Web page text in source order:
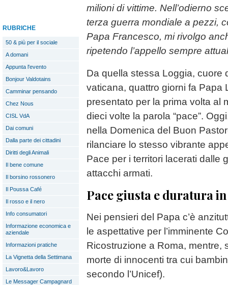
RUBRICHE
50 & più per il sociale
A domani
Appunta l'evento
Bonjour Valdotains
Camminar pensando
Chez Nous
CISL VdA
Dai comuni
Dalla parte dei cittadini
Diritti degli Animali
Il bene comune
Il borsino rossonero
Il Poussa Café
Il rosso e il nero
Info consumatori
Informazione economica e
aziendale
Informazioni pratiche
La Vignetta della Settimana
Lavoro&Lavoro
Le Messager Campagnard
milioni di vittime. Nell’odierno
terza guerra mondiale a pezzi,
Papa Francesco, mi rivolgo
ripetendo l’appello sempre
Da quella stessa Loggia, cuore
vaticana, quattro giorni fa Papa
presentato per la prima volta al
dieci volte la parola “pace”.
nella Domenica del Buon
rilanciare lo stesso vibrante
Pace per i territori lacerati dalle
attacchi armati.
Pace giusta e duratura
Nei pensieri del Papa c’è
le aspettative per l’imminente
Ricostruzione a Roma, mentre,
morte di innocenti tra cui
secondo l’Unicef).